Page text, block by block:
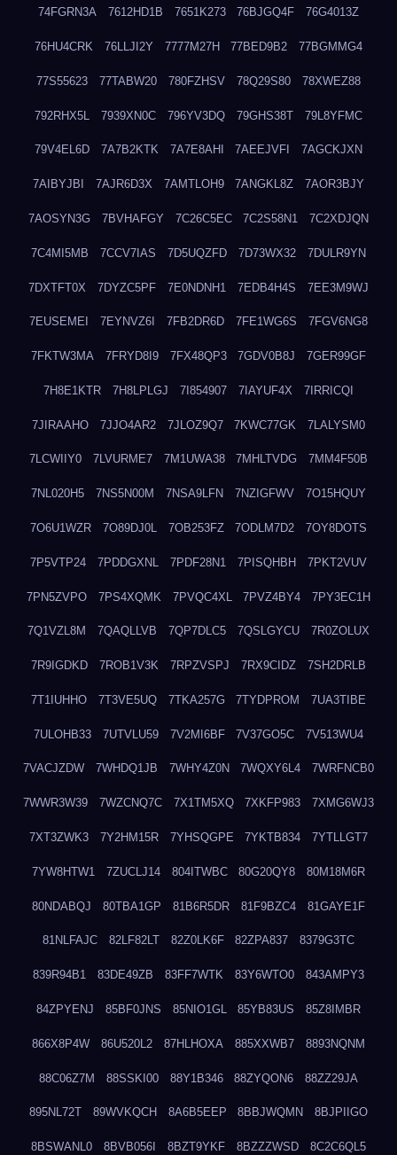
74FGRN3A 7612HD1B 7651K273 76BJGQ4F 76G4013Z
76HU4CRK 76LLJI2Y 7777M27H 77BED9B2 77BGMMG4
77S55623 77TABW20 780FZHSV 78Q29S80 78XWEZ88
792RHX5L 7939XN0C 796YV3DQ 79GHS38T 79L8YFMC
79V4EL6D 7A7B2KTK 7A7E8AHI 7AEEJVFI 7AGCKJXN
7AIBYJBI 7AJR6D3X 7AMTLOH9 7ANGKL8Z 7AOR3BJY
7AOSYN3G 7BVHAFGY 7C26C5EC 7C2S58N1 7C2XDJQN
7C4MI5MB 7CCV7IAS 7D5UQZFD 7D73WX32 7DULR9YN
7DXTFT0X 7DYZC5PF 7E0NDNH1 7EDB4H4S 7EE3M9WJ
7EUSEMEI 7EYNVZ6I 7FB2DR6D 7FE1WG6S 7FGV6NG8
7FKTW3MA 7FRYD8I9 7FX48QP3 7GDV0B8J 7GER99GF
7H8E1KTR 7H8LPLGJ 7I854907 7IAYUF4X 7IRRICQI
7JIRAAHO 7JJO4AR2 7JLOZ9Q7 7KWC77GK 7LALYSM0
7LCWIIY0 7LVURME7 7M1UWA38 7MHLTVDG 7MM4F50B
7NL020H5 7NS5N00M 7NSA9LFN 7NZIGFWV 7O15HQUY
7O6U1WZR 7O89DJ0L 7OB253FZ 7ODLM7D2 7OY8DOTS
7P5VTP24 7PDDGXNL 7PDF28N1 7PISQHBH 7PKT2VUV
7PN5ZVPO 7PS4XQMK 7PVQC4XL 7PVZ4BY4 7PY3EC1H
7Q1VZL8M 7QAQLLVB 7QP7DLC5 7QSLGYCU 7R0ZOLUX
7R9IGDKD 7ROB1V3K 7RPZVSPJ 7RX9CIDZ 7SH2DRLB
7T1IUHHO 7T3VE5UQ 7TKA257G 7TYDPROM 7UA3TIBE
7ULOHB33 7UTVLU59 7V2MI6BF 7V37GO5C 7V513WU4
7VACJZDW 7WHDQ1JB 7WHY4Z0N 7WQXY6L4 7WRFNCB0
7WWR3W39 7WZCNQ7C 7X1TM5XQ 7XKFP983 7XMG6WJ3
7XT3ZWK3 7Y2HM15R 7YHSQGPE 7YKTB834 7YTLLGT7
7YW8HTW1 7ZUCLJ14 804ITWBC 80G20QY8 80M18M6R
80NDABQJ 80TBA1GP 81B6R5DR 81F9BZC4 81GAYE1F
81NLFAJC 82LF82LT 82Z0LK6F 82ZPA837 8379G3TC
839R94B1 83DE49ZB 83FF7WTK 83Y6WTO0 843AMPY3
84ZPYENJ 85BF0JNS 85NIO1GL 85YB83US 85Z8IMBR
866X8P4W 86U520L2 87HLHOXA 885XXWB7 8893NQNM
88C06Z7M 88SSKI00 88Y1B346 88ZYQON6 88ZZ29JA
895NL72T 89WVKQCH 8A6B5EEP 8BBJWQMN 8BJPIIGO
8BSWANL0 8BVB056I 8BZT9YKF 8BZZZWSD 8C2C6QL5